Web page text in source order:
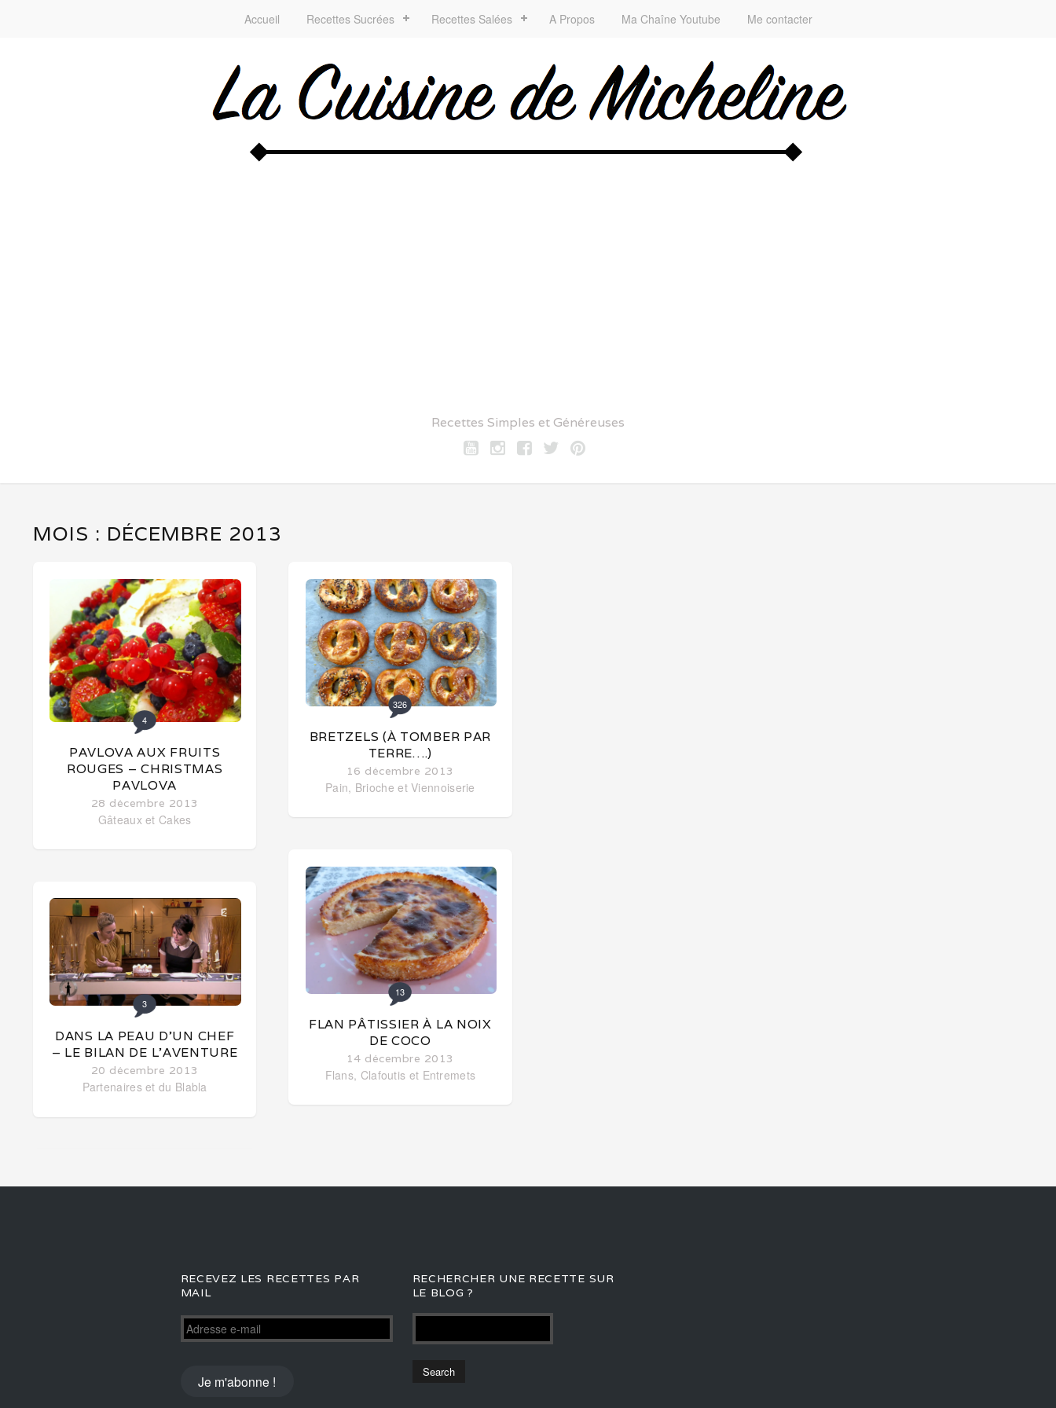
Accueil Recettes Sucrées Recettes Salées A Propos Ma Chaîne Youtube Me contacter
Recettes Simples et Généreuses
MOIS : DÉCEMBRE 2013
4
PAVLOVA AUX FRUITS
ROUGES – CHRISTMAS
PAVLOVA
28 décembre 2013
Gâteaux et Cakes
3
DANS LA PEAU D’UN CHEF
– LE BILAN DE L’AVENTURE
20 décembre 2013
Partenaires et du Blabla
326
BRETZELS (À TOMBER PAR
TERRE….)
16 décembre 2013
Pain, Brioche et Viennoiserie
13
FLAN PÂTISSIER À LA NOIX
DE COCO
14 décembre 2013
Flans, Clafoutis et Entremets
RECEVEZ LES RECETTES PAR
MAIL
Adresse
e-
Je m'abonne !
RECHERCHER UNE RECETTE SUR
LE BLOG ?